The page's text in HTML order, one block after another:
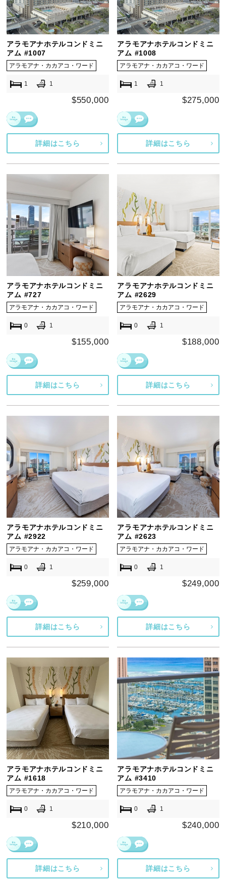
アラモアナホテルコンドミニ
アム #1007
アラモアナ・カカアコ・ワード
1 1
$550,000
詳細はこちら
アラモアナホテルコンドミニ
アム #1008
アラモアナ・カカアコ・ワード
1 1
$275,000
詳細はこちら
アラモアナホテルコンドミニ
アム #727
アラモアナ・カカアコ・ワード
0 1
$155,000
詳細はこちら
アラモアナホテルコンドミニ
アム #2629
アラモアナ・カカアコ・ワード
0 1
$188,000
詳細はこちら
アラモアナホテルコンドミニ
アム #2922
アラモアナ・カカアコ・ワード
0 1
$259,000
詳細はこちら
アラモアナホテルコンドミニ
アム #2623
アラモアナ・カカアコ・ワード
0 1
$249,000
詳細はこちら
アラモアナホテルコンドミニ
アム #1618
アラモアナ・カカアコ・ワード
0 1
$210,000
詳細はこちら
アラモアナホテルコンドミニ
アム #3410
アラモアナ・カカアコ・ワード
0 1
$240,000
詳細はこちら